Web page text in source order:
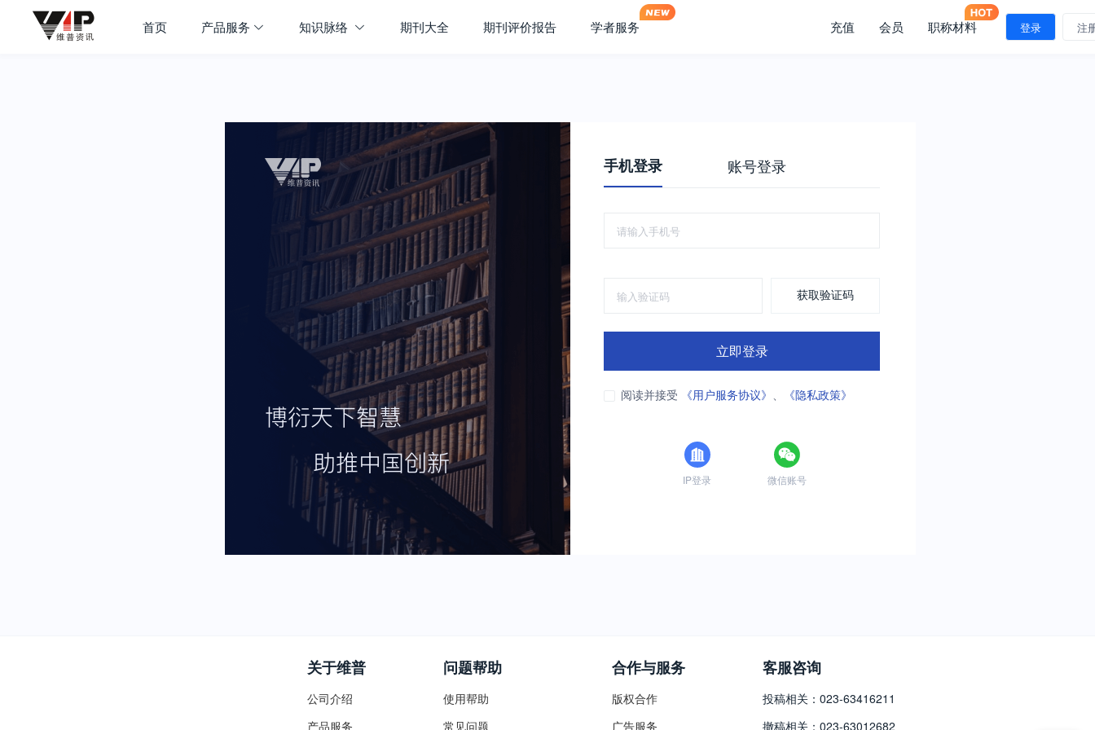
首页 产品服务 知识脉络 期刊大全 期刊评价报告 学者服务 充值 会员 职称材料 登录 注
手机登录 账号登录
获取验证码
立即登录
阅读并接受 《用户服务协议》 、 《隐私政策》
IP登录 微信账号
关于维普
公司介绍
产品服务
问题帮助
使用帮助
常见问题
合作与服务
版权合作
广告服务
客服咨询
投稿相关：023-63416211
撤稿相关：023-63012682